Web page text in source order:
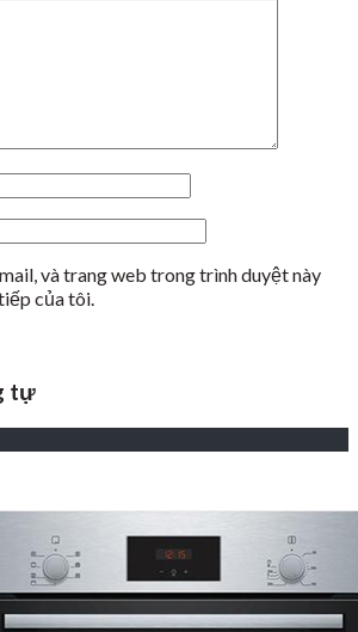
và trang web trong trình duyệt này
của tôi.
tự